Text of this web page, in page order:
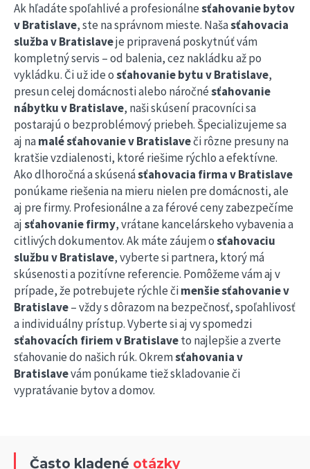
Ak hľadáte spoľahlivé a profesionálnesťahovanie bytov
v Bratislave, ste na správnom mieste. Našasťahovacia
služba v Bratislaveje pripravená poskytnúť vám
kompletný servis – od balenia, cez nakládku až po
vykládku. Či už ide osťahovanie bytu v Bratislave,
presun celej domácnosti alebo náročnésťahovanie
nábytku v Bratislave, naši skúsení pracovníci sa
postarajú o bezproblémový priebeh. Špecializujeme sa
aj namalé sťahovanie v Bratislaveči rôzne presuny na
kratšie vzdialenosti, ktoré riešime rýchlo a efektívne.
Ako dlhoročná a skúsenásťahovacia firma v Bratislave
ponúkame riešenia na mieru nielen pre domácnosti, ale
aj pre firmy. Profesionálne a za férové ceny zabezpečíme
ajsťahovanie firmy, vrátane kancelárskeho vybavenia a
citlivých dokumentov. Ak máte záujem osťahovaciu
službu v Bratislave, vyberte si partnera, ktorý má
skúsenosti a pozitívne referencie. Pomôžeme vám aj v
prípade, že potrebujete rýchle čimenšie sťahovanie v
Bratislave– vždy s dôrazom na bezpečnosť, spoľahlivosť
a individuálny prístup. Vyberte si aj vy spomedzi
sťahovacích firiem v Bratislaveto najlepšie a zverte
sťahovanie do našich rúk. Okremsťahovania v
Bratislavevám ponúkame tiežskladovanieči
vypratávanie bytov a domov.
Často kladené otázky